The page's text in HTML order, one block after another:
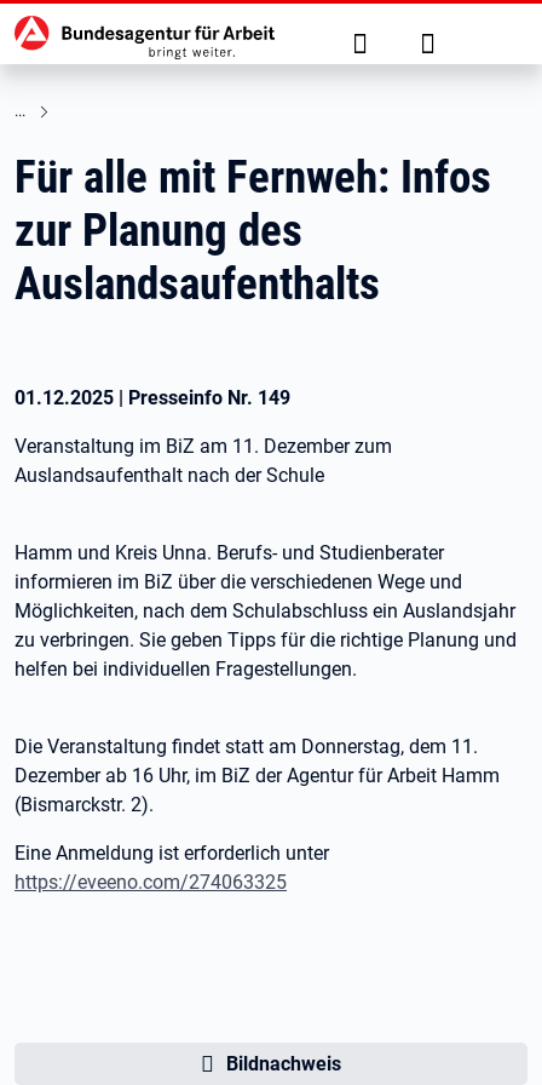
zu den Hauptinhalten springen
Hauptnavigation Suche Anmelden
Für alle mit Fernweh: Infos
zur Planung des
Auslandsaufenthalts
01.12.2025 | Presseinfo Nr. 149
Veranstaltung im BiZ am 11. Dezember zum
Auslandsaufenthalt nach der Schule
Hamm und Kreis Unna. Berufs- und Studienberater
informieren im BiZ über die verschiedenen Wege und
Möglichkeiten, nach dem Schulabschluss ein Auslandsjahr
zu verbringen. Sie geben Tipps für die richtige Planung und
helfen bei individuellen Fragestellungen.
Die Veranstaltung findet statt am Donnerstag, dem 11.
Dezember ab 16 Uhr, im BiZ der Agentur für Arbeit Hamm
(Bismarckstr. 2).
Eine Anmeldung ist erforderlich unter
https://eveeno.com/274063325
Bildnachweis